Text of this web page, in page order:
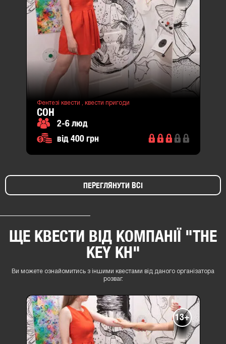
Фентезі квести , квести пригоди
СОН
2-6 люд
від 400 грн
ПЕРЕГЛЯНУТИ ВСІ
ЩЕ КВЕСТИ ВІД КОМПАНІЇ "THE
KEY KH"
Ви можете ознайомитись з іншими квестами від даного організатора
розваг.
13+